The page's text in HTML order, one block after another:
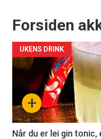
Forsiden
+
UKENS DRINK
Når du er lei gin